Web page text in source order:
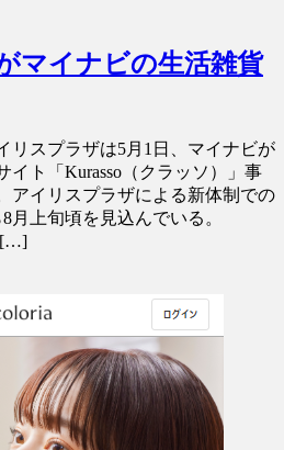
マイナビの生活雑貨
スプラザは5月1日、マイナビが
イト「Kurasso（クラッソ）」事
アイリスプラザによる新体制での
8月上旬頃を見込んでいる。
[…]